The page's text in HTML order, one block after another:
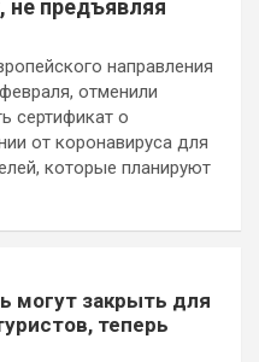
не предъявляя
направления
отменили
сертификат о
от коронавируса для
которые планируют
могут закрыть для
теперь